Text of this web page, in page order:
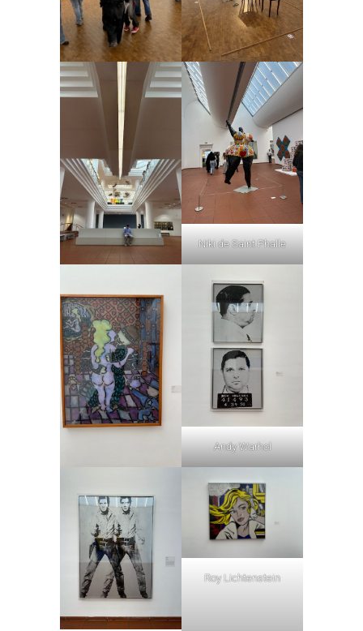
Niki de Saint Phalle
Andy Warhol
Roy Lichtenstein